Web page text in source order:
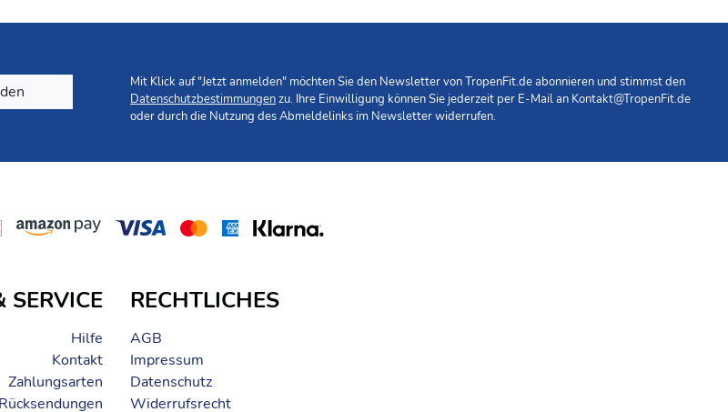
Mit Klick auf "Jetzt anmelden" möchten Sie den Newsletter von TropenFit.de abonnieren und stimmst den
Datenschutzbestimmungenzu. Ihre Einwilligung können Sie jederzeit per E-Mail an Kontakt@TropenFit.de
oder durch die Nutzung des Abmeldelinks im Newsletter widerrufen.
SERVICE
Hilfe
Kontakt
Zahlungsarten
Rücksendungen
RECHTLICHES
AGB
Impressum
Datenschutz
Widerrufsrecht